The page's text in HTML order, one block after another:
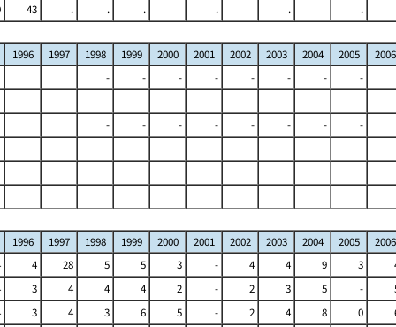
43 . . . . .
.
1996 1997 1998 1999 2000 2001 2002 2003 2004 2005
2006
- - - - - - -
-
- - - - - - -
-
1996 1997 1998 1999 2000 2001 2002 2003 2004 2005
2006
4 28 5 5 3 - 4 4 9 3
3 4 4 4 2 - 2 3 5 -
3 4 3 6 5 - 2 4 8 0